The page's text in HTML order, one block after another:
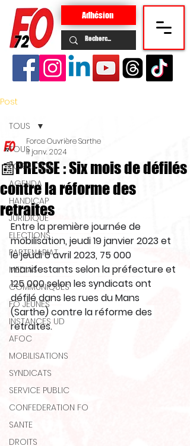
Adhésion
Post
TOUS
FORMATION
AGENDA
HANDICAP
JURIDIQUE
ELECTIONS
PARTENARIAT
MEDIAS
COMMUNIQUES
FO JEUNES
INSTANCES UD
AFOC
MOBILISATIONS
SYNDICATS
SERVICE PUBLIC
CONFEDERATION FO
SANTE
DROITS
TOUS
📰PRESSE : Six mois de défilés
contre la réforme des
retraites
Force Ouvrière Sarthe
11 janv. 2024
Entre la première journée de
mobilisation, jeudi 19 janvier 2023 et
le jeudi 6 avril 2023, 75 000
manifestants selon la préfecture et
125 000 selon les syndicats ont
défilé dans les rues du Mans
(Sarthe) contre la réforme des
retraites.